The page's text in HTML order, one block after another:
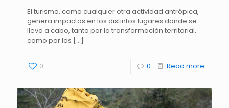
El turismo, como cualquier otra actividad antrópica,
genera impactos en los distintos lugares donde se
lleva a cabo, tanto por la transformación territorial,
como por los […]
0 0 Read more